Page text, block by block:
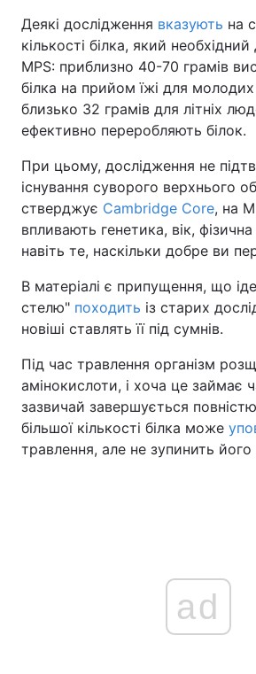
Деякі дослідження вказують на
кількості білка, який
MPS: приблизно 40-70 грамів
білка на прийом їжі для
близько 32 грамів для літніх
ефективно переробляють білок.
При цьому, дослідження не
існування суворого верхнього
стверджує Cambridge Core, на
впливають генетика, вік, фізична
навіть те, наскільки добре ви
В матеріалі є припущення, що
стелю" походить із старих
новіші ставлять її під сумнів.
Під час травлення організм
амінокислоти, і хоча це займає
зазвичай завершується
більшої кількості білка може
травлення, але не зупинить його
ad